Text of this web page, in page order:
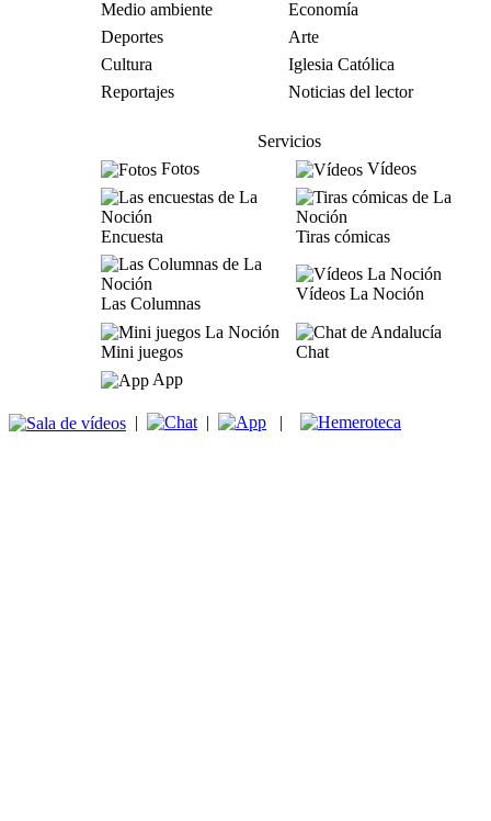
Medio ambiente
Economía
Deportes
Arte
Cultura
Iglesia Católica
Reportajes
Noticias del lector
Servicios
Fotos
Vídeos
Encuesta Tiras cómicas
Las Columnas
Vídeos La Noción
Mini juegos
Chat
App
| | |